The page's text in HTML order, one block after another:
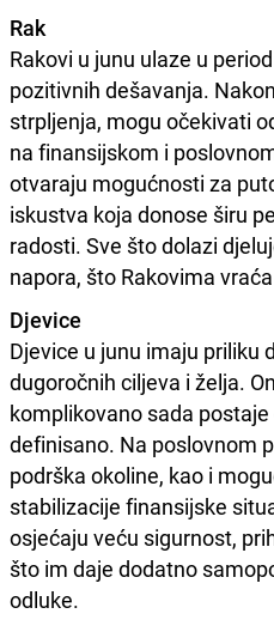
Rak
Rakovi u junu ulaze u
pozitivnih dešavanja.
strpljenja, mogu očekivati
na finansijskom i
otvaraju mogućnosti za
iskustva koja donose širu
radosti. Sve što dolazi
napora, što Rakovima
Djevice
Djevice u junu imaju priliku
dugoročnih ciljeva i želja.
komplikovano sada
definisano. Na poslovnom
podrška okoline, kao i
stabilizacije finansijske
osjećaju veću sigurnost,
što im daje dodatno
odluke.